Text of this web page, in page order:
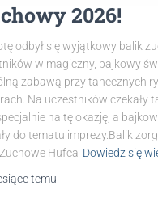
2026!
odbył się wyjątkowy balik
w magiczny, bajkowy
zabawą przy tanecznych
Na uczestników czekały
na tę okazję, a
do tematu imprezy.Balik
Hufca Dowiedz się
temu